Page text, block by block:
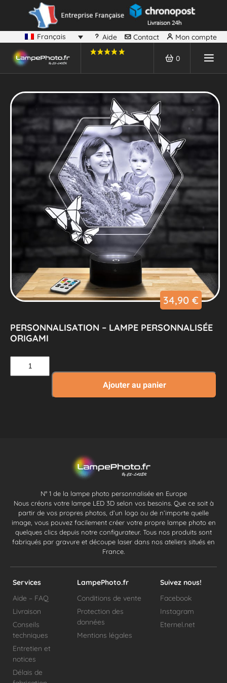
Français Aide Contact Mon compte
0
34,90 €
PERSONNALISATION – LAMPE PERSONNALISÉE
ORIGAMI
Ajouter au panier
N° 1 de la lampe photo personnalisée en Europe
Nous créons votre lampe LED 3D selon vos besoins. Que ce soit à
partir de vos propres photos, d’un logo ou de n’importe quelle
image, vous pouvez facilement créer votre propre lampe photo en
quelques clics depuis notre configurateur. Tous nos produits sont
fabriqués par gravure et découpe laser dans nos ateliers situés en
France.
Services
Aide – FAQ
Livraison
Conseils
techniques
Entretien et
notices
Délais de
LampePhoto.fr
Conditions de vente
Protection des
données
Mentions légales
Suivez nous!
Facebook
Instagram
Eternel.net